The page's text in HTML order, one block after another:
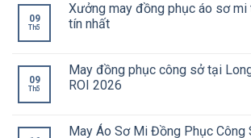
09
Th5
Xưởng may đồng phục áo sơ
tín nhất
09
Th5
May đồng phục công sở tại
ROI 2026
May Áo Sơ Mi Đồng Phục Công